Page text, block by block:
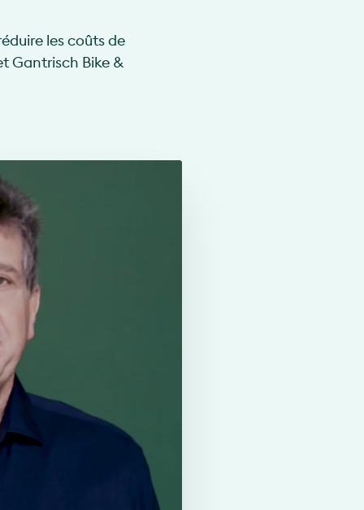
les coûts de
Gantrisch Bike &